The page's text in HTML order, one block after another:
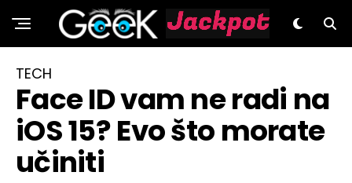
GeeK.hr
TECH
Face ID vam ne radi na
iOS 15? Evo što morate
učiniti